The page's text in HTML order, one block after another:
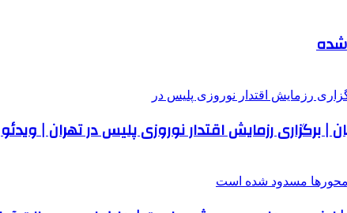
رزمایش اقتدار نوروزی پلیس در تهران | ویدئو